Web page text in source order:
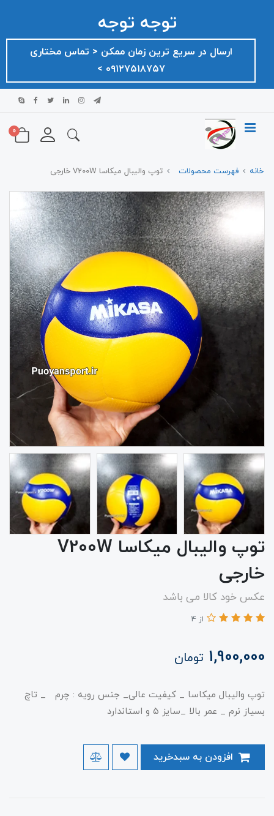
توجه توجه
ارسال در سریع ترین زمان ممکن ‌< تماس مختاری
۰۹۱۲۷۵۱۸۷۵۷ >
0
خانه فهرست محصولات توپ والیبال میکاسا V200W خارجی
توپ والیبال میکاسا V200W
خارجی
عکس خود کالا می باشد
از 4
1,900,000 تومان
توپ والیبال میکاسا _ کیفیت عالی_ جنس رویه : چرم _ تاچ
بسیاز نرم _ عمر بالا _سایز ۵ و استاندارد